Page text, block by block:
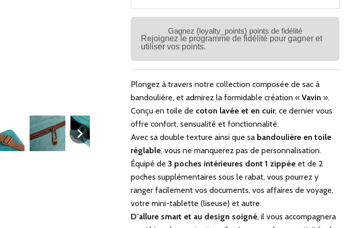
Gagnez {loyalty_points} points de fidélité
Rejoignez le programme de fidélité pour gagner et
utiliser vos points.
Plongez à travers notre collection composée de sac à
bandoulière, et admirez la formidable création «Vavin ».
Conçu en toile de coton lavée et en cuir, ce dernier vous
offre confort, sensualité et fonctionnalité.
Avec sa double texture ainsi que sa bandoulière en toile
réglable, vous ne manquerez pas de personnalisation.
Équipé de3 poches intérieures dont 1 zippée et de 2
poches supplémentaires sous le rabat, vous pourrez y
ranger facilement vos documents, vos affaires de voyage,
votre mini-tablette (liseuse) et autre.
D’allure smart et au design soigné, il vous accompagnera